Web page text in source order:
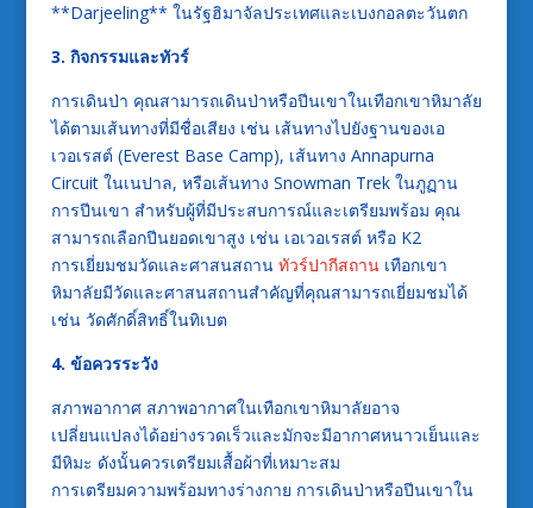
**Darjeeling** ในรัฐฮิมาจัลประเทศและเบงกอลตะวันตก
3. กิจกรรมและทัวร์
การเดินป่า คุณสามารถเดินป่าหรือปีนเขาในเทือกเขาหิมาลัย
ได้ตามเส้นทางที่มีชื่อเสียง เช่น เส้นทางไปยังฐานของเอ
เวอเรสต์ (Everest Base Camp), เส้นทาง Annapurna
Circuit ในเนปาล, หรือเส้นทาง Snowman Trek ในภูฏาน
การปีนเขา สำหรับผู้ที่มีประสบการณ์และเตรียมพร้อม คุณ
สามารถเลือกปีนยอดเขาสูง เช่น เอเวอเรสต์ หรือ K2
การเยี่ยมชมวัดและศาสนสถาน ทัวร์ปากีสถานเทือกเขา
หิมาลัยมีวัดและศาสนสถานสำคัญที่คุณสามารถเยี่ยมชมได้
เช่น วัดศักดิ์สิทธิ์ในทิเบต
4. ข้อควรระวัง
สภาพอากาศ สภาพอากาศในเทือกเขาหิมาลัยอาจ
เปลี่ยนแปลงได้อย่างรวดเร็วและมักจะมีอากาศหนาวเย็นและ
มีหิมะ ดังนั้นควรเตรียมเสื้อผ้าที่เหมาะสม
การเตรียมความพร้อมทางร่างกาย การเดินป่าหรือปีนเขาใน